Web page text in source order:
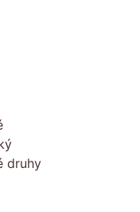
druhy